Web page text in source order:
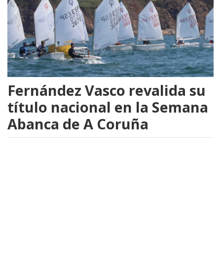
Fernández Vasco revalida su
título nacional en la Semana
Abanca de A Coruña